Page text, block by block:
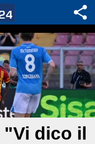
dico il